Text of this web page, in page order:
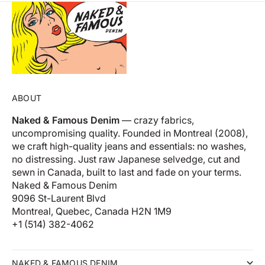
ABOUT
Naked & Famous Denim — crazy fabrics,
uncompromising quality. Founded in Montreal (2008),
we craft high-quality jeans and essentials: no washes,
no distressing. Just raw Japanese selvedge, cut and
sewn in Canada, built to last and fade on your terms.
Naked & Famous Denim
9096 St-Laurent Blvd
Montreal, Quebec, Canada H2N 1M9
+1 (514) 382-4062